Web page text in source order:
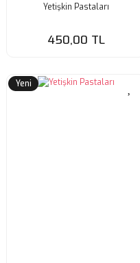
Yetişkin Pastaları
450,00 TL
Yeni